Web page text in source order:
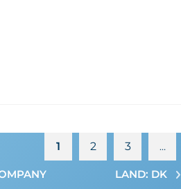
1 2 3 …
LAND: DK